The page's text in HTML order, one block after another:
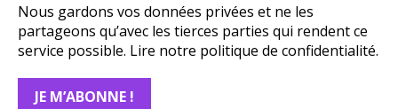
Nous gardons vos données privées et ne les
partageons qu’avec les tierces parties qui rendent ce
service possible. Lire notre politique de confidentialité.